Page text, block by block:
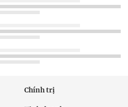
Chính trị